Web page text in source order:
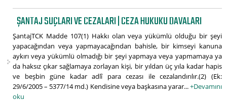
ŞANTAJ SUÇLARI VE CEZALARI | CEZA HUKUKU DAVALARI
ŞantajTCK Madde 107(1) Hakkı olan veya yükümlü olduğu bir şeyi
yapacağından veya yapmayacağından bahisle, bir kimseyi kanuna
aykırı veya yükümlü olmadığı bir şeyi yapmaya veya yapmamaya ya
da haksız çıkar sağlamaya zorlayan kişi, bir yıldan üç yıla kadar hapis
ve beşbin güne kadar adlî para cezası ile cezalandırılır.(2) (Ek:
29/6/2005 – 5377/14 md.) Kendisine veya başkasına yarar...+Devamını
oku